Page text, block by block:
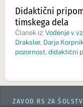
Didaktični
timskega dela
Članek iz: Vodenje v
Draksler, Darja
pozornost, didaktični
ZAVOD RS ZA